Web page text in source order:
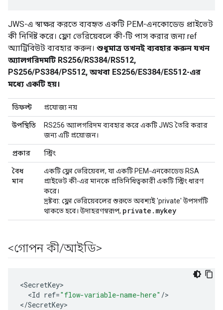
JWS-এ স্বাক্ষর করতে ব্যবহৃত একটি PEM-এনকোডেড প্রাইভেট
কী নির্দিষ্ট করে। ফ্লো ভেরিয়েবলে কী-টি পাস করার জন্য ref
অ্যাট্রিবিউট ব্যবহার করুন। শুধুমাত্র তখনই ব্যবহার করুন যখন
অ্যালগরিদমটি RS256/RS384/RS512,
PS256/PS384/PS512, অথবা ES256/ES384/ES512-এর
মধ্যে একটি হয়।
ডিফল্ট প্রযোজ্য নয়
উপস্থিতি
RS256 অ্যালগরিদম ব্যবহার করে একটি JWS তৈরি করার
জন্য এটি প্রয়োজন।
প্রকার স্ট্রিং
বৈধ
মান
একটি ফ্লো ভেরিয়েবল, যা একটি PEM-এনকোডেড RSA
প্রাইভেট কী-এর মানকে প্রতিনিধিত্বকারী একটি স্ট্রিং ধারণ
করে।
দ্রষ্টব্য: ফ্লো ভেরিয়েবলের শুরুতে অবশ্যই 'private' উপসর্গটি
থাকতে হবে। উদাহরণস্বরূপ, private.mykey
<গোপন কী/আইডি>
<SecretKey
<Id ref="flow-variable-name-here" />
</SecretKey>